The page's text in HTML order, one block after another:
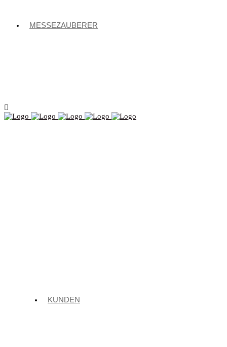
MESSEZAUBERER
KUNDEN